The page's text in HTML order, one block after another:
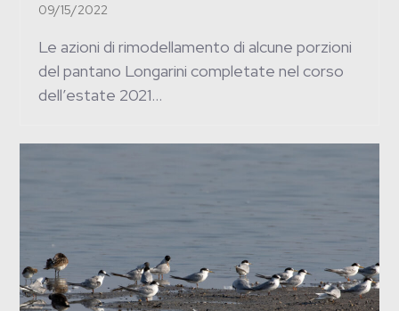
09/15/2022
Le azioni di rimodellamento di alcune porzioni
del pantano Longarini completate nel corso
dell’estate 2021…